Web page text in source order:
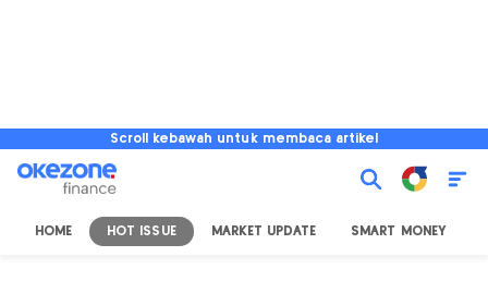
Scroll kebawah untuk membaca artikel
HOME HOT ISSUE MARKET UPDATE SMART MONEY